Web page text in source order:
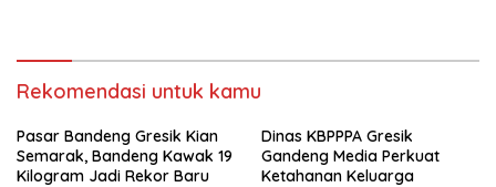
Rekomendasi untuk kamu
Pasar Bandeng Gresik Kian
Semarak, Bandeng Kawak 19
Kilogram Jadi Rekor Baru
Dinas KBPPPA Gresik
Gandeng Media Perkuat
Ketahanan Keluarga